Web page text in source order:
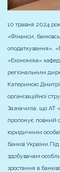
10 травня 2024
«Фінанси,
оподаткування»,
«Економіка»
регіональним
Катериною
організаційної
Зазначила, що АТ
пропонує повний
юридичним
банків України.
здобувачам
зростання в